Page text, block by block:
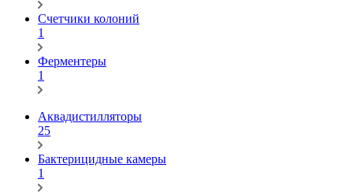
Счетчики колоний
1
Ферментеры
1
Аквадистилляторы
25
Бактерицидные камеры
1